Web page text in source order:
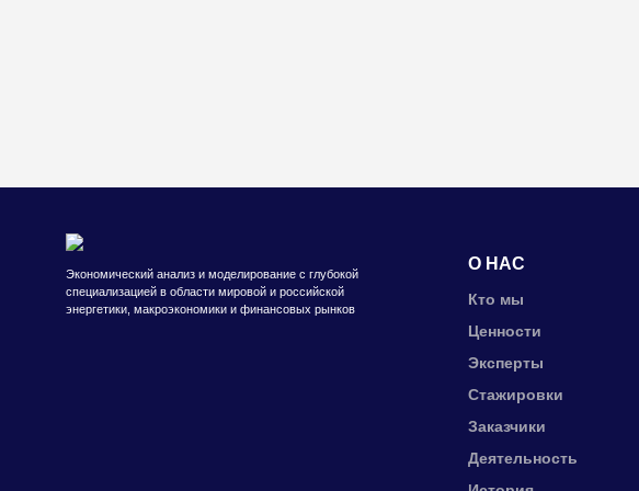
Экономический анализ и моделирование с глубокой
специализацией в области мировой и российской
энергетики, макроэкономики и финансовых рынков
О НАС
Кто мы
Ценности
Эксперты
Стажировки
Заказчики
Деятельность